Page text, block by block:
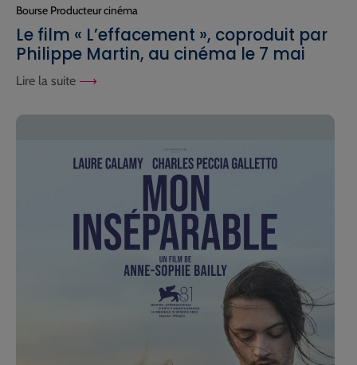
Bourse Producteur cinéma
Le film « L’effacement », coproduit par
Philippe Martin, au cinéma le 7 mai
Lire la suite